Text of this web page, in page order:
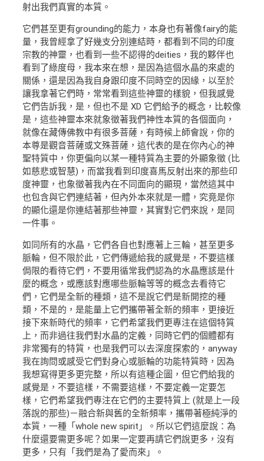
射出我們真實的本質。
它們甚至更有grounding的能力，本身也有著像fairy的能
量，我曾經拿了好幾支分別連結時，都看到不同的印度
宗教的神靈，也看到一些不認得的deities，我的夥伴也
看到了綠度母，我本來在想，是因為這個水晶的來處的
關係，還是因為我自身跟印度不同時空的因緣，以至於
讓我拿著它們時，常常看到這些神靈的樣貌，但我感覺
它們告訴我，是，但也不是 XD 它們給予的概念，比較像
是，這些神靈本來就象徵著我們神性本質的各個面向，
就像在藏傳佛教中有很多菩薩，有時候上師會說，你的
本尊是觀音菩薩或文殊菩薩，這代表的是在你內心的神
聖特質中，你更偏向以某一種特質為主要的外顯象徵 (比
如慈悲或智慧)，而當我看到印度喜馬反射出來的那些印
度神靈，也象徵著我內在不同面向的顯現，當然這其中
也包含與它們連結著，但內外本來就是一體，究竟是你
的顯化還是你連結著那些神靈，其實對它們來說，是同
一件事。
如同所有的水晶，它們各自也對應著上三輪，甚至更多
脈輪，但不限於此，它們傳遞給我的感覺是，不要這樣
侷限的看待它們，不要用循常我們認為的水晶應該是什
麼的概念，或應該對應哪些脈輪等等的概念去看待它
們，它們是全新的種類，這不是說它們是新開挖的種
類，不是的，是能量上它們攜帶著全新的頻率，更接近
接下來新時代的頻率，它們希望我們更專注在這個特質
上，而非過往我們對水晶的定義，同時它們的個體都有
非常獨有的特質，也是我們可以去深度探索的，anyway
我在詢問或感受它們對身心或脈輪的功能特質時，因為
我想寫得更多更完整，所以有這種企圖，但它們給我的
感覺是，不要這樣，不需要這樣，不要定義一定要怎
樣，它們希望我們專注在它們的主要特質上 (就是上一段
落說的那些)－融合新與舊的全新頻率，攜帶著極純淨的
本質，一種「whole new spirit」。所以它們這麼說：為
什麼還要需更多呢？如果一定要再請它們說更多，沒有
更多，只有「我們是為了愛而來」。